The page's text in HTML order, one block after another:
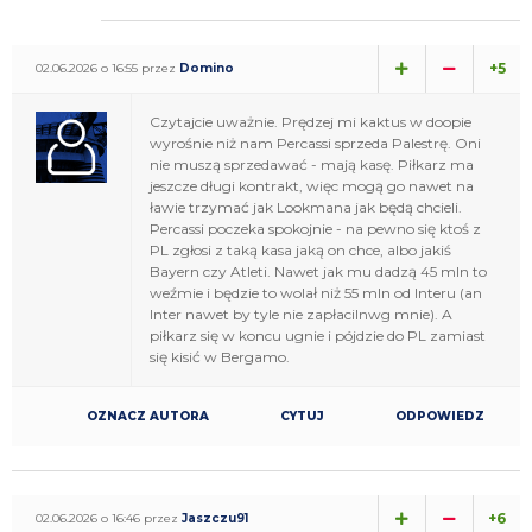
02.06.2026 o 16:55 przez Domino +5
Czytajcie uważnie. Prędzej mi kaktus w doopie
wyrośnie niż nam Percassi sprzeda Palestrę. Oni
nie muszą sprzedawać - mają kasę. Piłkarz ma
jeszcze długi kontrakt, więc mogą go nawet na
ławie trzymać jak Lookmana jak będą chcieli.
Percassi poczeka spokojnie - na pewno się ktoś z
PL zgłosi z taką kasa jaką on chce, albo jakiś
Bayern czy Atleti. Nawet jak mu dadzą 45 mln to
weźmie i będzie to wolał niż 55 mln od Interu (an
Inter nawet by tyle nie zapłacilnwg mnie). A
piłkarz się w koncu ugnie i pójdzie do PL zamiast
się kisić w Bergamo.
OZNACZ AUTORA CYTUJ ODPOWIEDZ
02.06.2026 o 16:46 przez Jaszczu91 +6